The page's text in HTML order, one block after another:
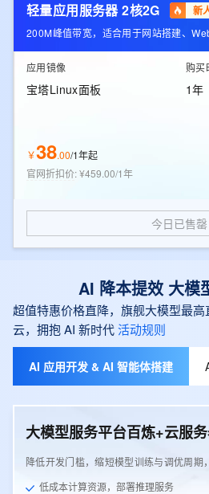
轻量应用服务器 2核2G 新
200M峰值带宽，适合用于网站搭建、
应用镜像
宝塔Linux面板
购买
1年
￥38.00/1年起
官网折扣价:¥459.00/1年
今日已售罄
AI 降本提效 大模
超值特惠价格直降，旗舰大模型最
云，拥抱 AI 新时代活动规则
AI 应用开发 & AI 智能体搭建
降低开发门槛，缩短模型训练与调优周期
低成本计算资源，部署推理服务